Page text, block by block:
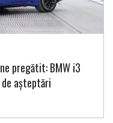
pregătit: BMW i3
așteptări